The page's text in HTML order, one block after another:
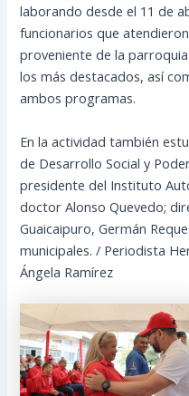
laborando desde el 11 de
funcionarios que
proveniente de la
los más destacados, así
ambos programas.
En la actividad también
de Desarrollo Social y
presidente del Instituto
doctor Alonso Quevedo;
Guaicaipuro, Germán
municipales. / Periodista
Ángela Ramírez